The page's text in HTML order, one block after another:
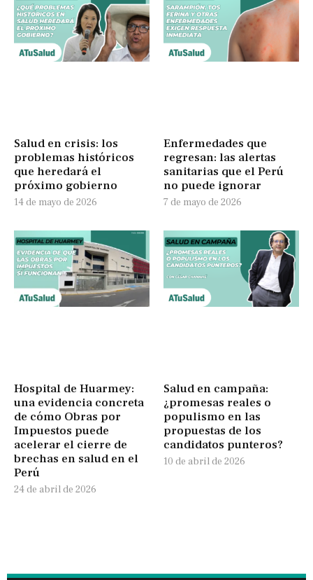
Salud en crisis: los
problemas históricos
que heredará el
próximo gobierno
14 de mayo de 2026
Enfermedades que
regresan: las alertas
sanitarias que el Perú
no puede ignorar
7 de mayo de 2026
Hospital de Huarmey:
una evidencia concreta
de cómo Obras por
Impuestos puede
acelerar el cierre de
brechas en salud en el
Perú
24 de abril de 2026
Salud en campaña:
¿promesas reales o
populismo en las
propuestas de los
candidatos punteros?
10 de abril de 2026